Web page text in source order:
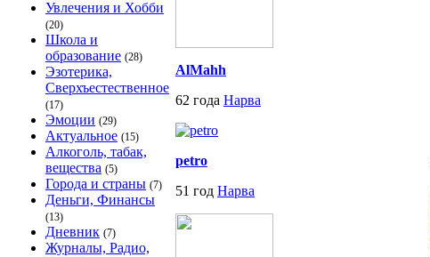
Увлечения и Хобби
(20)
Школа и
образование (28)
Эзотерика,
Сверхъестественное
(17)
Эмоции (29)
Актуальное (15)
Алкоголь, табак,
вещества (5)
Города и страны (7)
Деньги, Финансы
(13)
Дневник (7)
Журналы, Радио,
AlMahh
62 года Нарва
petro
51 год Нарва